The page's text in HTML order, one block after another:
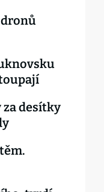
dronů
za desítky